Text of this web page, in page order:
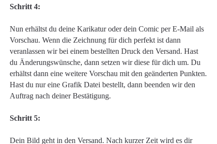
Schritt 4:
Nun erhältst du deine Karikatur oder dein Comic per E-Mail als
Vorschau. Wenn die Zeichnung für dich perfekt ist dann
veranlassen wir bei einem bestellten Druck den Versand. Hast
du Änderungswünsche, dann setzen wir diese für dich um. Du
erhältst dann eine weitere Vorschau mit den geänderten Punkten.
Hast du nur eine Grafik Datei bestellt, dann beenden wir den
Auftrag nach deiner Bestätigung.
Schritt 5:
Dein Bild geht in den Versand. Nach kurzer Zeit wird es dir